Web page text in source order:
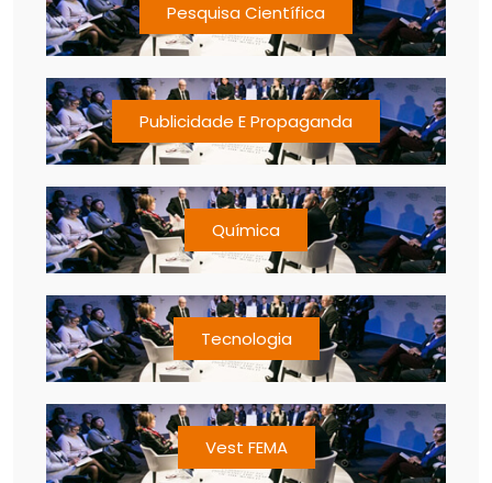
Pesquisa Científica
Publicidade E Propaganda
Química
Tecnologia
Vest FEMA